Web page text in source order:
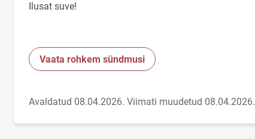
Ilusat suve!
Vaata rohkem sündmusi
Avaldatud 08.04.2026. Viimati muudetud 08.04.2026.